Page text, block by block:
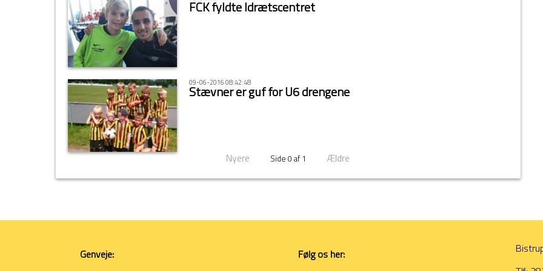
FCK fyldte Idrætscentret
09-06-2016 08:42:48
Stævner er guf for U6 drengene
Nyere Side 0 af 1 Ældre
Genveje:
Følg os her: